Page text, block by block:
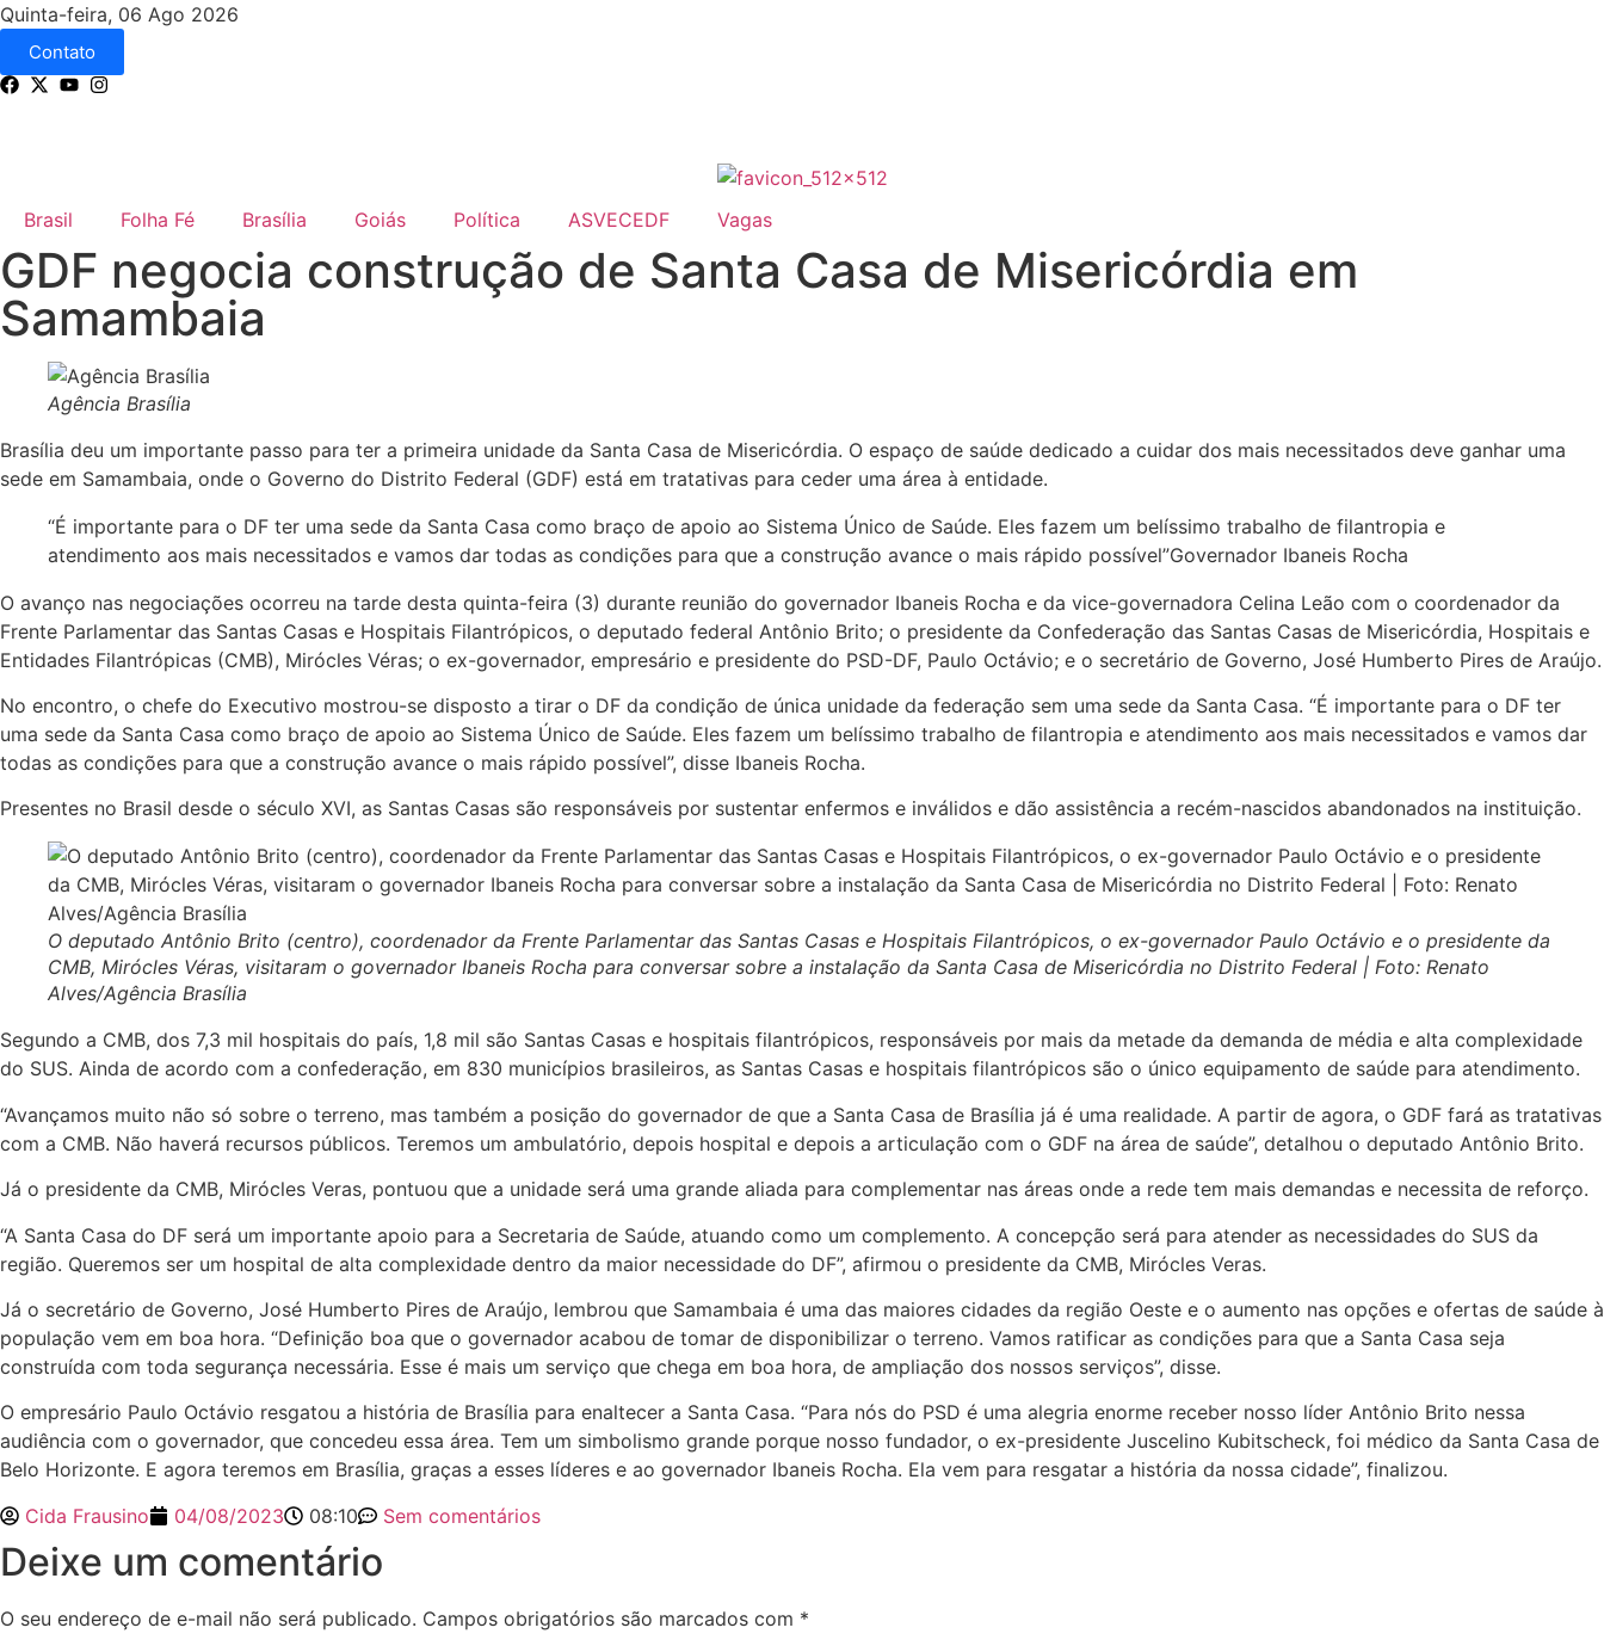
Quinta-feira, 06 Ago 2026
Contato
Brasil Folha Fé Brasília Goiás Política ASVECEDF Vagas
GDF negocia construção de Santa Casa de Misericórdia em
Samambaia
Agência Brasília
Brasília deu um importante passo para ter a primeira unidade da Santa Casa de Misericórdia. O espaço de saúde dedicado a cuidar dos mais necessitados deve ganhar uma
sede em Samambaia, onde o Governo do Distrito Federal (GDF) está em tratativas para ceder uma área à entidade.
“É importante para o DF ter uma sede da Santa Casa como braço de apoio ao Sistema Único de Saúde. Eles fazem um belíssimo trabalho de filantropia e
atendimento aos mais necessitados e vamos dar todas as condições para que a construção avance o mais rápido possível”Governador Ibaneis Rocha
O avanço nas negociações ocorreu na tarde desta quinta-feira (3) durante reunião do governador Ibaneis Rocha e da vice-governadora Celina Leão com o coordenador da
Frente Parlamentar das Santas Casas e Hospitais Filantrópicos, o deputado federal Antônio Brito; o presidente da Confederação das Santas Casas de Misericórdia, Hospitais e
Entidades Filantrópicas (CMB), Mirócles Véras; o ex-governador, empresário e presidente do PSD-DF, Paulo Octávio; e o secretário de Governo, José Humberto Pires de Araújo.
No encontro, o chefe do Executivo mostrou-se disposto a tirar o DF da condição de única unidade da federação sem uma sede da Santa Casa. “É importante para o DF ter
uma sede da Santa Casa como braço de apoio ao Sistema Único de Saúde. Eles fazem um belíssimo trabalho de filantropia e atendimento aos mais necessitados e vamos dar
todas as condições para que a construção avance o mais rápido possível”, disse Ibaneis Rocha.
Presentes no Brasil desde o século XVI, as Santas Casas são responsáveis por sustentar enfermos e inválidos e dão assistência a recém-nascidos abandonados na instituição.
O deputado Antônio Brito (centro), coordenador da Frente Parlamentar das Santas Casas e Hospitais Filantrópicos, o ex-governador Paulo Octávio e o presidente da
CMB, Mirócles Véras, visitaram o governador Ibaneis Rocha para conversar sobre a instalação da Santa Casa de Misericórdia no Distrito Federal | Foto: Renato
Alves/Agência Brasília
Segundo a CMB, dos 7,3 mil hospitais do país, 1,8 mil são Santas Casas e hospitais filantrópicos, responsáveis por mais da metade da demanda de média e alta complexidade
do SUS. Ainda de acordo com a confederação, em 830 municípios brasileiros, as Santas Casas e hospitais filantrópicos são o único equipamento de saúde para atendimento.
“Avançamos muito não só sobre o terreno, mas também a posição do governador de que a Santa Casa de Brasília já é uma realidade. A partir de agora, o GDF fará as tratativas
com a CMB. Não haverá recursos públicos. Teremos um ambulatório, depois hospital e depois a articulação com o GDF na área de saúde”, detalhou o deputado Antônio Brito.
Já o presidente da CMB, Mirócles Veras, pontuou que a unidade será uma grande aliada para complementar nas áreas onde a rede tem mais demandas e necessita de reforço.
“A Santa Casa do DF será um importante apoio para a Secretaria de Saúde, atuando como um complemento. A concepção será para atender as necessidades do SUS da
região. Queremos ser um hospital de alta complexidade dentro da maior necessidade do DF”, afirmou o presidente da CMB, Mirócles Veras.
Já o secretário de Governo, José Humberto Pires de Araújo, lembrou que Samambaia é uma das maiores cidades da região Oeste e o aumento nas opções e ofertas de saúde à
população vem em boa hora. “Definição boa que o governador acabou de tomar de disponibilizar o terreno. Vamos ratificar as condições para que a Santa Casa seja
construída com toda segurança necessária. Esse é mais um serviço que chega em boa hora, de ampliação dos nossos serviços”, disse.
O empresário Paulo Octávio resgatou a história de Brasília para enaltecer a Santa Casa. “Para nós do PSD é uma alegria enorme receber nosso líder Antônio Brito nessa
audiência com o governador, que concedeu essa área. Tem um simbolismo grande porque nosso fundador, o ex-presidente Juscelino Kubitscheck, foi médico da Santa Casa de
Belo Horizonte. E agora teremos em Brasília, graças a esses líderes e ao governador Ibaneis Rocha. Ela vem para resgatar a história da nossa cidade”, finalizou.
Cida Frausino
04/08/2023 08:10 Sem comentários
Deixe um comentário
O seu endereço de e-mail não será publicado. Campos obrigatórios são marcados com *